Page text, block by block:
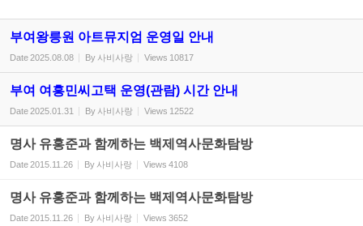
부여왕릉원 아트뮤지엄 운영일 안내
Date2025.08.08 By 사비사랑 Views 10817
부여 여흥민씨고택 운영(관람) 시간 안내
Date2025.01.31 By 사비사랑 Views 12522
명사 유홍준과 함께하는 백제역사문화탐방
Date2015.11.26 By 사비사랑 Views 4108
명사 유홍준과 함께하는 백제역사문화탐방
Date2015.11.26 By 사비사랑 Views 3652